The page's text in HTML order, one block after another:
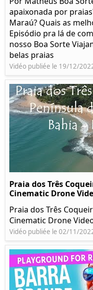
apaixonada por
Maraú? Quais as
Episódio pra lá de
nosso Boa Sorte
belas praias
Vidéo publiée le 19/12/
Praia dos Três
Cinematic Drone
Praia dos Três
Cinematic Drone
Vidéo publiée le 02/11/